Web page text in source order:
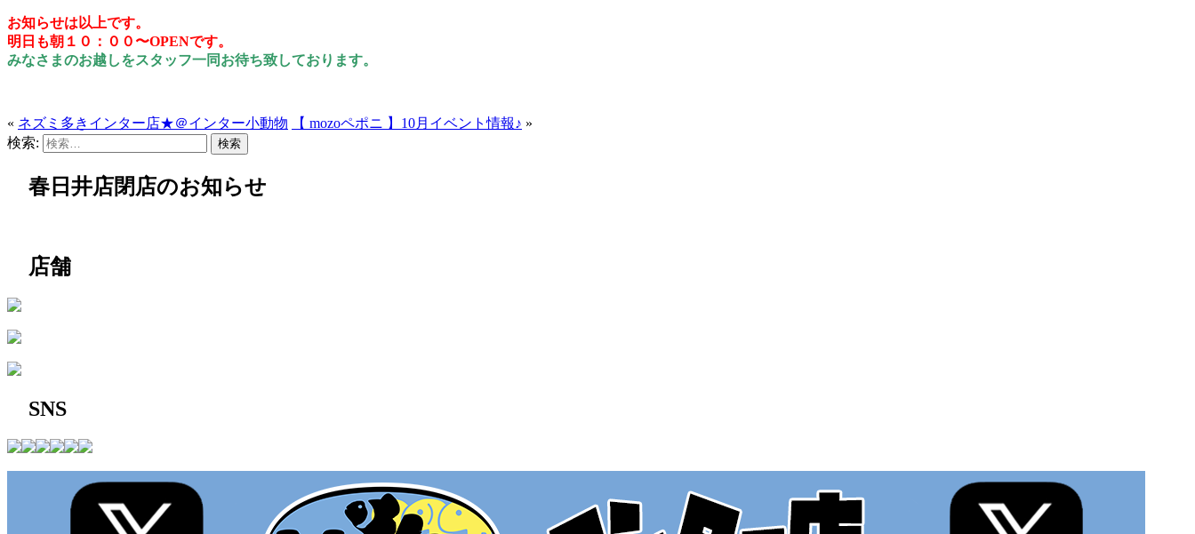
お知らせは以上です。
明日も朝１０：００〜OPENです。
みなさまのお越しをスタッフ一同お待ち致しております。
« ネズミ多きインター店★＠インター小動物 【 mozoペポニ 】10月イベント情報♪ »
検索:
春日井店閉店のお知らせ
店舗
SNS